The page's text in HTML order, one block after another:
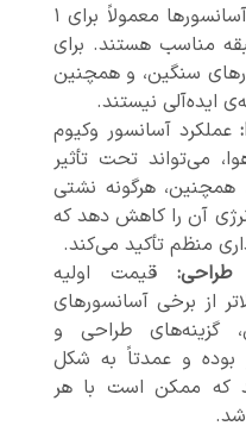
این آسانسورها معمولاً برای ۱
و حداکثر ۵ تا ۶ طبقه مناسب هستند. برای
سنگین، و همچنین
ایده‌آلی نیستند.
عملکرد آسانسور وکیوم
می‌تواند تحت تأثیر
همچنین، هرگونه نشتی
آن را کاهش دهد که
منظم تأکید می‌کند.
قیمت اولیه
از برخی آسانسورهای
گزینه‌های طراحی و
بوده و عمدتاً به شکل
که ممکن است با هر